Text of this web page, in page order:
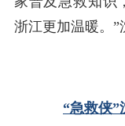
浙江更加温暖。”
“急救侠